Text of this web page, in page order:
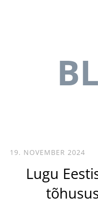
19. NOVEMBER 2024
Lugu